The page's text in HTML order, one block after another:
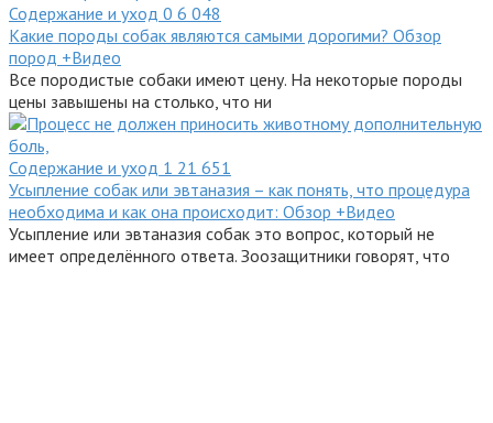
Содержание и уход 0 6 048
Какие породы собак являются самыми дорогими? Обзор
пород +Видео
Все породистые собаки имеют цену. На некоторые породы
цены завышены на столько, что ни
Содержание и уход 1 21 651
Усыпление собак или эвтаназия – как понять, что процедура
необходима и как она происходит: Обзор +Видео
Усыпление или эвтаназия собак это вопрос, который не
имеет определённого ответа. Зоозащитники говорят, что